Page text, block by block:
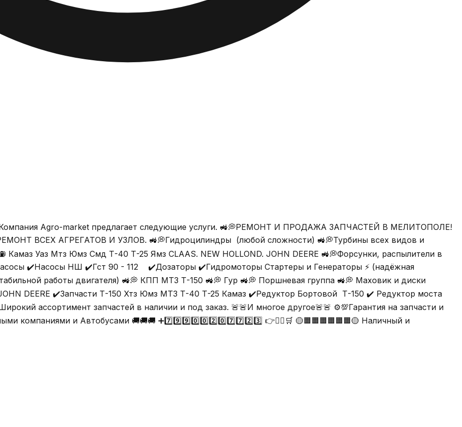
Компания Agro-market предлагает следующие услуги. 🚜💭РЕМОНТ И ПРОДАЖА ЗАПЧАСТЕЙ В МЕЛИТОПОЛЕ!
ВСЕХ АГРЕГАТОВ И УЗЛОВ. 🚜💭Гидроцилиндры (любой сложности) 🚜💭Турбины всех видов и
Уаз Мтз Юмз Смд Т-40 Т-25 Ямз CLAAS. NEW HOLLOND. JOHN DEERE 🚜💭Форсунки, распылители в
✔️Насосы НШ ✔️Гст 90 - 112 ✔️Дозаторы ✔️Гидромоторы Стартеры и Генераторы ⚡️ (надёжная
работы двигателя) 🚜💭 КПП МТЗ Т-150 🚜💭 Гур 🚜💭 Поршневая группа 🚜💭 Маховик и диски
JOHN DEERE ✔️Запчасти Т-150 Хтз Юмз МТЗ Т-40 Т-25 Камаз ✔️Редуктор Бортовой Т-150 ✔️ Редуктор моста
ассортимент запчастей в наличии и под заказ. 🚨🚨И многое другое🚨🚨 ⚙️💯Гарантия на запчасти и
компаниями и Автобусами 🚚🚚🚚 ➕7️⃣9️⃣9️⃣0️⃣0️⃣2️⃣0️⃣7️⃣7️⃣2️⃣3️⃣ 👉👨‍⚕️🛒 🟡🟧🟧🟧🟧🟧🟧🟡 Наличный и